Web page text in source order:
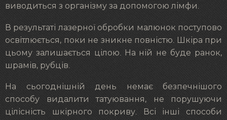
виводиться з організму за допомогою лімфи.
В результаті лазерної обробки малюнок поступово
освітлюється, поки не зникне повністю. Шкіра при
цьому залишається цілою. На ній не буде ранок,
шрамів, рубців.
На сьогоднішній день немає безпечнішого
способу видалити татуювання, не порушуючи
цілісність шкірного покриву. Всі інші способи